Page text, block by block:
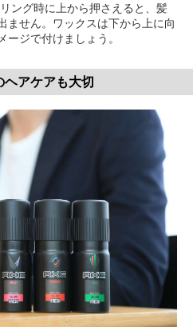
ング時に上から押さえると、髪
ません。ワックスは下から上に向
ジで付けましょう。
アケアも大切